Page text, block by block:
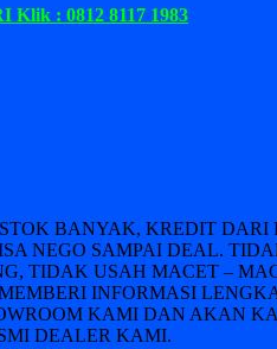
Klik : 0812 8117 1983
BANYAK, KREDIT DARI
NEGO SAMPAI DEAL.
TIDAK USAH MACET –
INFORMASI
KAMI DAN AKAN
DEALER KAMI.